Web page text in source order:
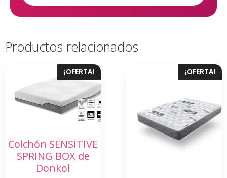
Productos relacionados
¡OFERTA!
Colchón SENSITIVE
SPRING BOX de
Donkol
¡OFERTA!